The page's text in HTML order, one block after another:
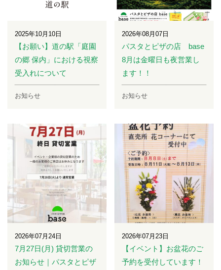
2025年10月10日
【お願い】道の駅「庭園
の郷 保内」における視察
受入れについて
お知らせ
2026年08月07日
パスタとピザの店 base
8月は金曜日も夜営業し
ます！！
お知らせ
2026年07月24日
7月27日(月) 貸切営業の
お知らせ｜パスタとピザ
2026年07月23日
【イベント】お盆花のご
予約を受付しています！